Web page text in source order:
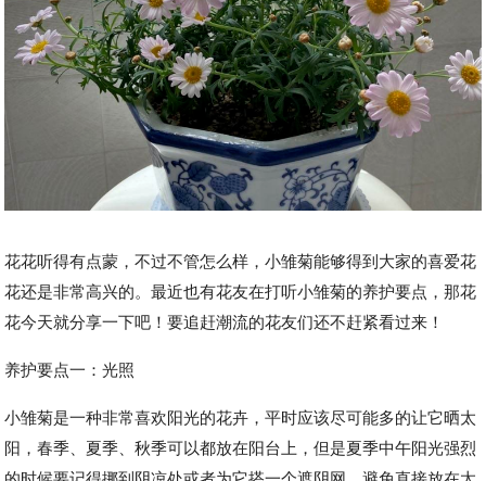
花花听得有点蒙，不过不管怎么样，小雏菊能够得到大家的喜爱花
花还是非常高兴的。最近也有花友在打听小雏菊的养护要点，那花
花今天就分享一下吧！要追赶潮流的花友们还不赶紧看过来！
养护要点一：光照
小雏菊是一种非常喜欢阳光的花卉，平时应该尽可能多的让它晒太
阳，春季、夏季、秋季可以都放在阳台上，但是夏季中午阳光强烈